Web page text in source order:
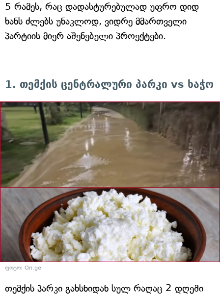
5 რამეს, რაც დადასტურებულად უფრო დიდ
ხანს ძლებს უნაკლოდ, ვიდრე მმართველი
პარტიის მიერ აშენებული პროექტები.
1. თემქის ცენტრალური პარკი vs ხაჭო
ფოტო: On.ge
თემქის პარკი გახსნიდან სულ რაღაც 2 დღეში